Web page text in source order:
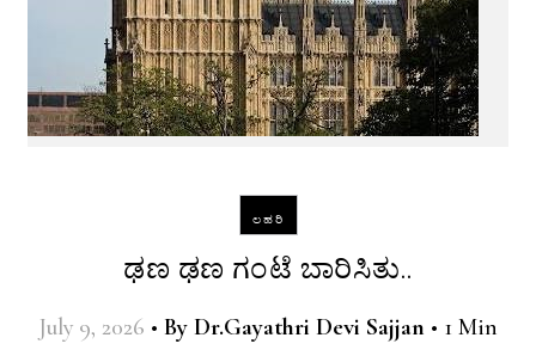
ಲಹರಿ
ಢಣ ಢಣ ಗಂಟೆ ಬಾರಿಸಿತು..
July 9, 2026 • By Dr.Gayathri Devi Sajjan • 1 Min